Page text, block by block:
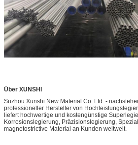
Über XUNSHI
Suzhou Xunshi New Material Co. Ltd. -
professioneller Hersteller von
liefert hochwertige und kostengünstige
Korrosionslegierung, Präzisionslegierung,
magnetostrictive Material an Kunden weltweit.